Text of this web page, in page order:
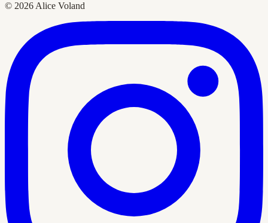
© 2026 Alice Voland